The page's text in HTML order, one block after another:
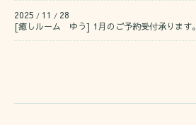
2025 / 11 / 28
[癒しルーム ゆう] 1月のご予約受付承ります。